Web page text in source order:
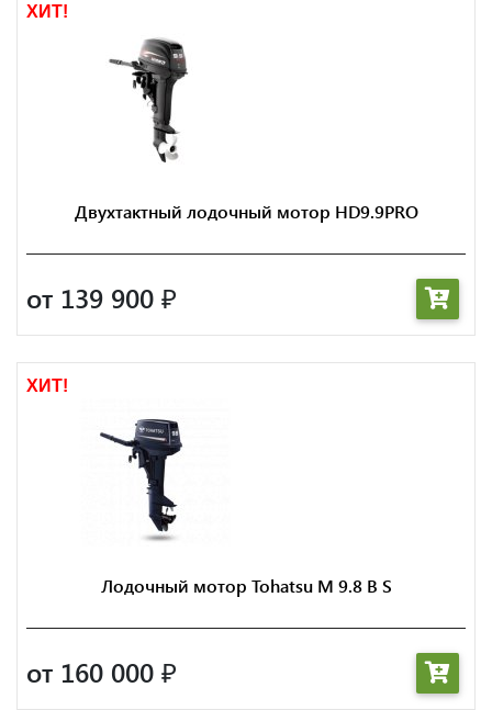
ХИТ!
Двухтактный лодочный мотор HD9.9PRO
от 139 900 ₽
ХИТ!
Лодочный мотор Tohatsu M 9.8 B S
от 160 000 ₽